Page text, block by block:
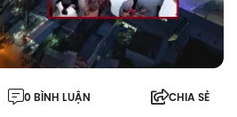
0 BÌNH LUẬN CHIA SẺ